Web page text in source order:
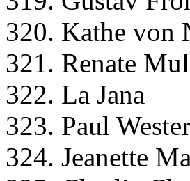
320. Kathe von
321. Renate
322. La Jana
323. Paul
324. Jeanette